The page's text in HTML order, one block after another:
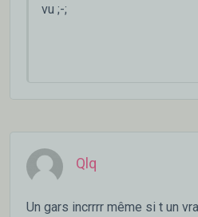
vu ;-;
Qlq
Un gars incrrrr même si t un